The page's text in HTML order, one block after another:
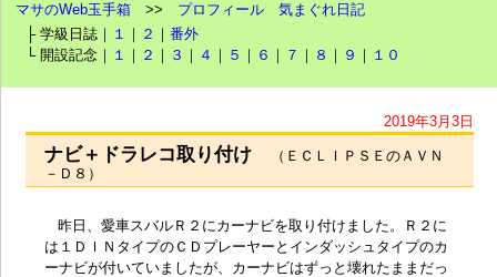
マサのWeb玉手箱 >> プロフィール
気まぐれ日記
├ 学級日誌｜ １ ｜ ２ ｜番外
└ 開設記念｜ １ ｜ ２ ｜ ３ ｜ ４ ｜ ５ ｜ ６ ｜ ７ ｜ ８ ｜ ９ ｜ １０
2019年3月3日
ナビ＋ドラレコ取り付け
（ＥＣＬＩＰＳＥのＡＶＮ
－Ｄ８）
昨日、愛車スバルＲ２にカーナビを取り付けました。Ｒ２に
は１ＤＩＮタイプのＣＤプレーヤーとインダッシュタイプのカ
ーナビが付いていましたが、カーナビはずっと壊れたままだっ